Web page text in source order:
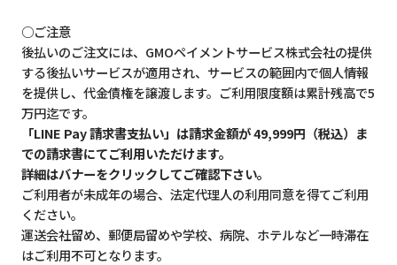
○ご注意
後払いのご注文には、GMOペイメントサービス株式会社の提供
する後払いサービスが適用され、サービスの範囲内で個人情報
を提供し、代金債権を譲渡します。ご利用限度額は累計残高で5
万円迄です。
「LINE Pay 請求書支払い」は請求金額が 49,999円（税込）ま
での請求書にてご利用いただけます。
詳細はバナーをクリックしてご確認下さい。
ご利用者が未成年の場合、法定代理人の利用同意を得てご利用
ください。
運送会社留め、郵便局留めや学校、病院、ホテルなど一時滞在
はご利用不可となります。